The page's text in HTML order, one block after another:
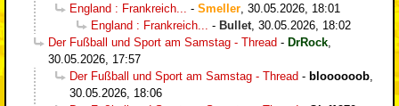
England : Frankreich... - Smeller, 30.05.2026, 18:01
England : Frankreich... - Bullet, 30.05.2026, 18:02
Der Fußball und Sport am Samstag - Thread - DrRock,
30.05.2026, 17:57
Der Fußball und Sport am Samstag - Thread - bloooooob,
30.05.2026, 18:06